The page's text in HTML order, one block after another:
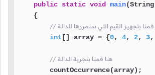
public static void main
    {
قمنا بتجهيز القيم التي سنمررها للدالة
int [] array = {0, 4, 2, 3,
// هنا قمنا بتجربة الدالة
        countOccurrence(array);